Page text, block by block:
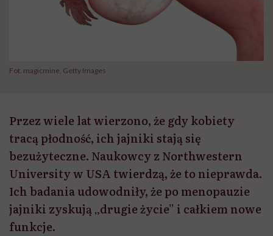
Fot. magicmine, Getty Images
Przez wiele lat wierzono, że gdy kobiety
tracą płodność, ich jajniki stają się
bezużyteczne. Naukowcy z Northwestern
University w USA twierdzą, że to nieprawda.
Ich badania udowodniły, że po menopauzie
jajniki zyskują „drugie życie” i całkiem nowe
funkcje.